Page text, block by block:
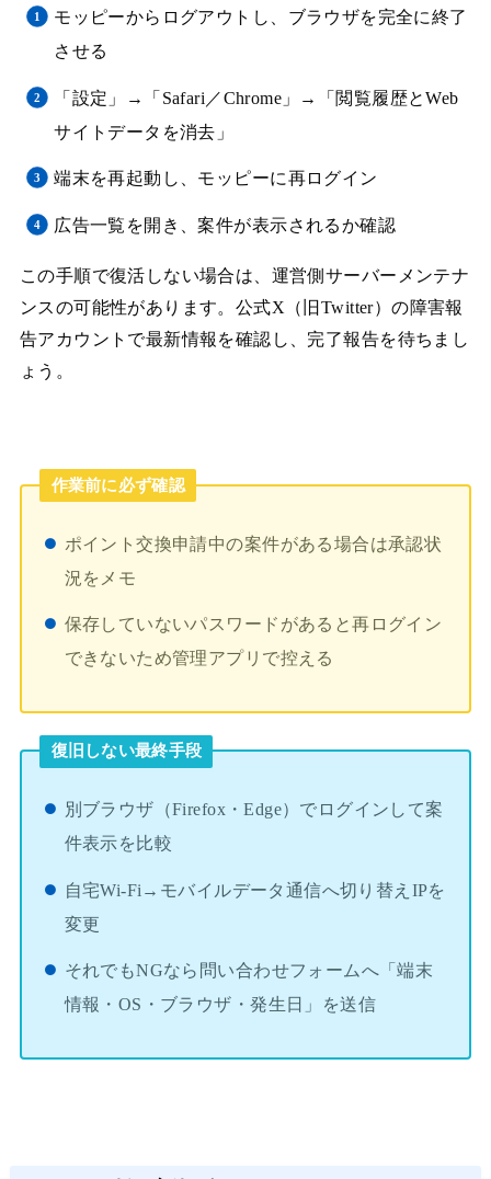
モッピーからログアウトし、ブラウザを完全に終了
させる
「設定」→「Safari／Chrome」→「閲覧履歴とWeb
サイトデータを消去」
端末を再起動し、モッピーに再ログイン
広告一覧を開き、案件が表示されるか確認
この手順で復活しない場合は、運営側サーバーメンテナ
ンスの可能性があります。公式X（旧Twitter）の障害報
告アカウントで最新情報を確認し、完了報告を待ちまし
ょう。
作業前に必ず確認
ポイント交換申請中の案件がある場合は承認状
況をメモ
保存していないパスワードがあると再ログイン
できないため管理アプリで控える
復旧しない最終手段
別ブラウザ（Firefox・Edge）でログインして案
件表示を比較
自宅Wi-Fi→モバイルデータ通信へ切り替えIPを
変更
それでもNGなら問い合わせフォームへ「端末
情報・OS・ブラウザ・発生日」を送信